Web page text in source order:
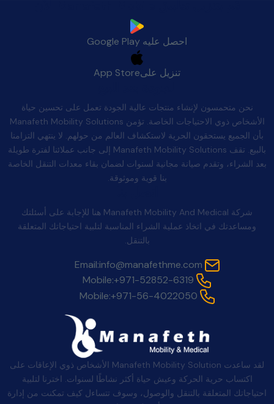
احصل عليه Google Play
تنزيل علىApp Store
نحن متحمسون لإنشاء منتجات عالية الجودة تعمل على تحسين حياة
الأشخاص ذوي الاحتياجات الخاصة. تؤمن Manafeth Mobility Solutions
بأن الجميع يستحقون الحرية لاستكشاف العالم من حولهم. لا ينتهي التزامنا
بالبيع. تقف Manafeth Mobility Solutions إلى جانب عملائنا لفترة طويلة
بعد الشراء، وتقدم صيانة مجانية لسنوات لضمان بقاء معدات التنقل الخاصة
بنا قوية وموثوقة.
شركة Manafeth Mobility And Medical هنا للإجابة على أسئلتك
ومساعدتك في اتخاذ عملية الشراء المناسبة لتلبية احتياجاتك المتعلقة
بالتنقل.
Email:info@manafethme.com
Mobile:+971-52852-6319
Mobile:+971-56-4022050
لقد ساعدت Manafeth Mobility Solution الأشخاص ذوي الإعاقات على
اكتساب حرية الحركة وعيش حياة أكثر نشاطًا لسنوات. اخترنا لتلبية
احتياجاتك المتعلقة بالتنقل والوصول، وسوف تتساءل كيف تمكنت من إدارة